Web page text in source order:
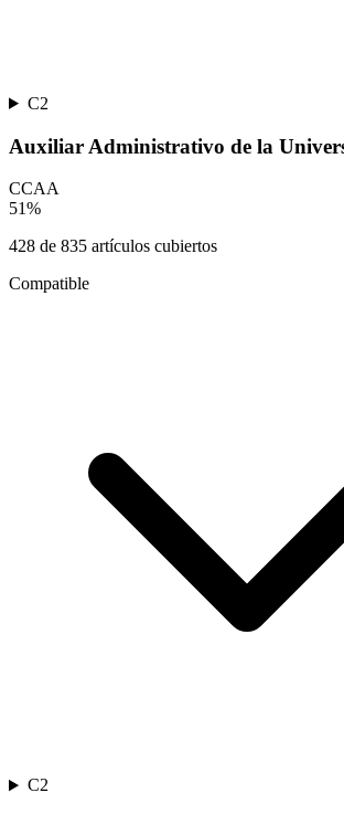
C2
Auxiliar Administrativo de la
CCAA
51%
428 de 835 artículos cubiertos
Compatible
C2